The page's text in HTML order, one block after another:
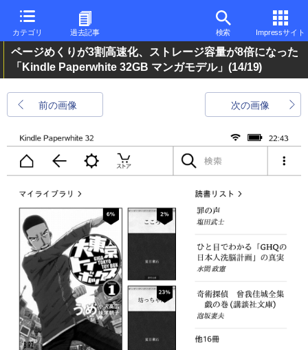
カテゴリ 過去記事 検索 Impressサイト
ページめくりが3割高速化、ストレージ容量が8倍になった
「Kindle Paperwhite 32GB マンガモデル」 (14/19)
前の画像 次の画像